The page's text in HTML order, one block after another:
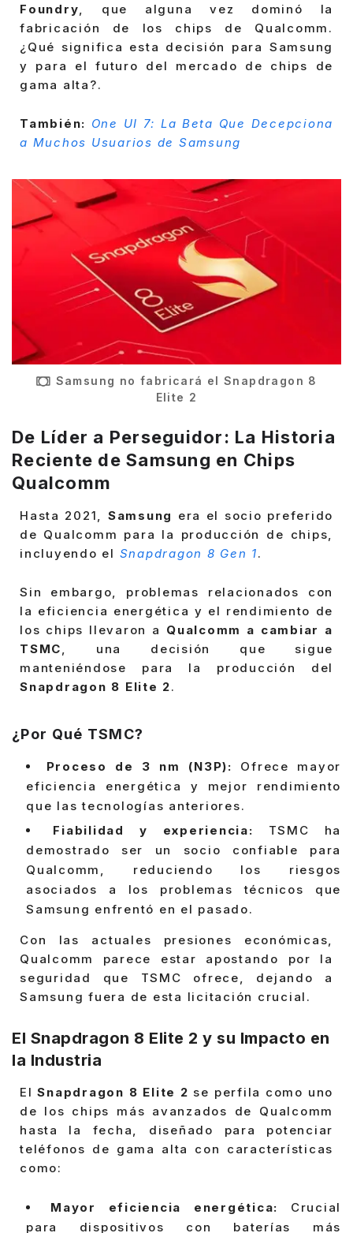
Foundry, que alguna vez dominó la
fabricación de los chips de Qualcomm.
¿Qué significa esta decisión para Samsung
y para el futuro del mercado de chips de
gama alta?.
También: One UI 7: La Beta Que Decepciona
a Muchos Usuarios de Samsung
Samsung no fabricará el Snapdragon 8
Elite 2
De Líder a Perseguidor: La Historia
Reciente de Samsung en Chips
Qualcomm
Hasta 2021, Samsung era el socio preferido
de Qualcomm para la producción de chips,
incluyendo el Snapdragon 8 Gen 1.
Sin embargo, problemas relacionados con
la eficiencia energética y el rendimiento de
los chips llevaron a Qualcomm a cambiar a
TSMC, una decisión que sigue
manteniéndose para la producción del
Snapdragon 8 Elite 2.
¿Por Qué TSMC?
Proceso de 3 nm (N3P):
Ofrece mayor
eficiencia energética y mejor rendimiento
que las tecnologías anteriores.
Fiabilidad y experiencia: TSMC ha
demostrado ser un socio confiable para
Qualcomm, reduciendo los riesgos
asociados a los problemas técnicos que
Samsung enfrentó en el pasado.
Con las actuales presiones económicas,
Qualcomm parece estar apostando por la
seguridad que TSMC ofrece, dejando a
Samsung fuera de esta licitación crucial.
El Snapdragon 8 Elite 2 y su Impacto en
la Industria
ElSnapdragon 8 Elite 2 se perfila como uno
de los chips más avanzados de Qualcomm
hasta la fecha, diseñado para potenciar
teléfonos de gama alta con características
como:
Mayor eficiencia energética:
Crucial
para dispositivos con baterías más